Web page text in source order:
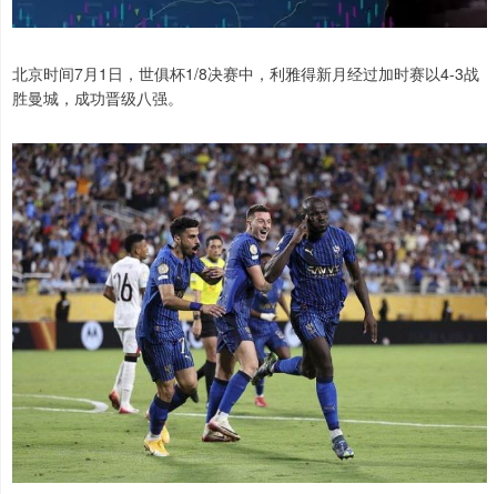
北京时间7月1日，世俱杯1/8决赛中，利雅得新月经过加时赛以4-3战
胜曼城，成功晋级八强。